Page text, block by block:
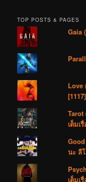
TOP POSTS & PAGES
Gaia
Love
[1117]
Tarot
เต็มเ
นะ ลี
เต็มเ